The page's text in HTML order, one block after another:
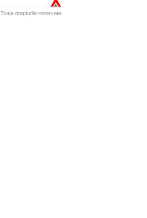
Toate drepturile rezervate